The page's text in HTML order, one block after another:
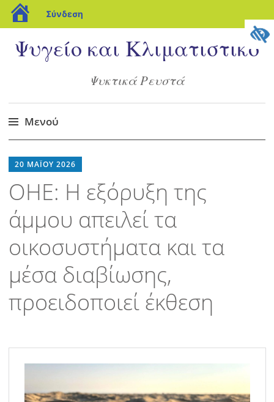
blogs.sch.gr
Σύνδεση
Ψυγείο και Κλιματιστικό
Ψυκτικά Ρευστά
Μενού
στο
20 ΜΑΪ́ΟΥ 2026
ΟΗΕ: Η εξόρυξη της
άμμου απειλεί τα
οικοσυστήματα και τα
μέσα διαβίωσης,
προειδοποιεί έκθεση